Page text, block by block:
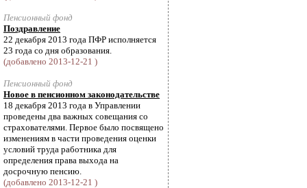
Пенсионный фонд
Поздравление
22 декабря 2013 года ПФР исполняется
23 года со дня образования.
(добавлено 2013-12-21 )
Пенсионный фонд
Новое в пенсионном законодательстве
18 декабря 2013 года в Управлении
проведены два важных совещания со
страхователями. Первое было посвящено
изменениям в части проведения оценки
условий труда работника для
определения права выхода на
досрочную пенсию.
(добавлено 2013-12-21 )